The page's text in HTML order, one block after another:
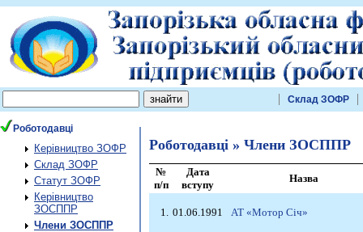
Склад ЗОФР
Роботодавці
Керівництво ЗОФР
Склад ЗОФР
Статут ЗОФР
Керівництво
ЗОСППР
Члени ЗОСППР
Роботодавці » Члени ЗОСППР
№
п/п
Дата
вступу
Назва
1. 01.06.1991 АТ «Мотор Січ»